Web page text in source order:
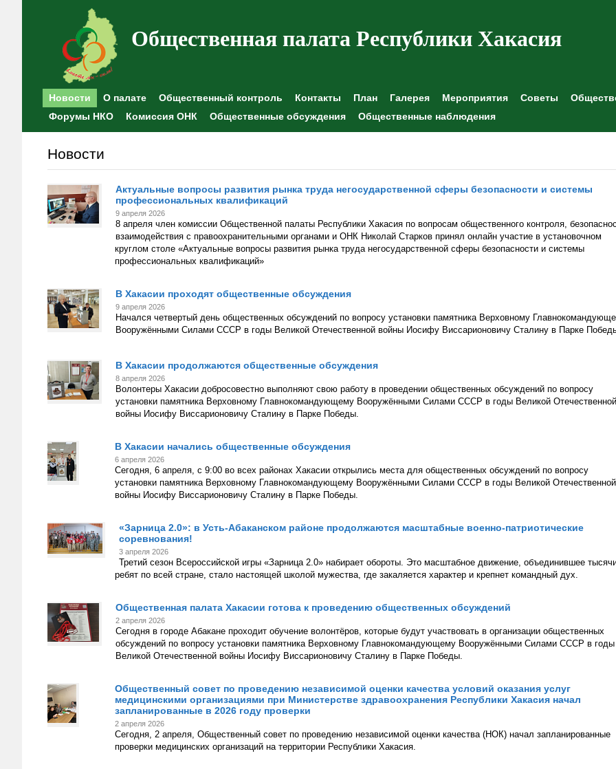
Общественная палата Республики Хакасия
Новости О палате Общественный контроль Контакты План Галерея Мероприятия Советы
Форумы НКО
Комиссия ОНК Общественные обсуждения Общественные наблюдения
Новости
Актуальные вопросы развития рынка труда негосударственной сферы безопасности и системы
профессиональных квалификаций
9 апреля 2026
8 апреля член комиссии Общественной палаты Республики Хакасия по вопросам общественного контроля,
взаимодействия с правоохранительными органами и ОНК Николай Старков принял онлайн участие в установочном
круглом столе «Актуальные вопросы развития рынка труда негосударственной сферы безопасности и системы
профессиональных квалификаций»
В Хакасии проходят общественные обсуждения
9 апреля 2026
Начался четвертый день общественных обсуждений по вопросу установки памятника Верховному
Вооружёнными Силами СССР в годы Великой Отечественной войны Иосифу Виссарионовичу Сталину в Парке
В Хакасии продолжаются общественные обсуждения
8 апреля 2026
Волонтеры Хакасии добросовестно выполняют свою работу в проведении общественных обсуждений по вопросу
установки памятника Верховному Главнокомандующему Вооружёнными Силами СССР в годы Великой Отечественной
войны Иосифу Виссарионовичу Сталину в Парке Победы.
В Хакасии начались общественные обсуждения
6 апреля 2026
Сегодня, 6 апреля, с 9:00 во всех районах Хакасии открылись места для общественных обсуждений по вопросу
установки памятника Верховному Главнокомандующему Вооружёнными Силами СССР в годы Великой Отечественной
войны Иосифу Виссарионовичу Сталину в Парке Победы.
«Зарница 2.0»: в Усть-Абаканском районе продолжаются масштабные военно-патриотические
соревнования!
3 апреля 2026
Третий сезон Всероссийской игры «Зарница 2.0» набирает обороты. Это масштабное движение, объединившее
ребят по всей стране, стало настоящей школой мужества, где закаляется характер и крепнет командный дух.
Общественная палата Хакасии готова к проведению общественных обсуждений
2 апреля 2026
Сегодня в городе Абакане проходит обучение волонтёров, которые будут участвовать в организации общественных
обсуждений по вопросу установки памятника Верховному Главнокомандующему Вооружёнными Силами СССР в годы
Великой Отечественной войны Иосифу Виссарионовичу Сталину в Парке Победы.
Общественный совет по проведению независимой оценки качества условий оказания услуг
медицинскими организациями при Министерстве здравоохранения Республики Хакасия начал
запланированные в 2026 году проверки
2 апреля 2026
Сегодня, 2 апреля, Общественный совет по проведению независимой оценки качества (НОК) начал запланированные
проверки медицинских организаций на территории Республики Хакасия.